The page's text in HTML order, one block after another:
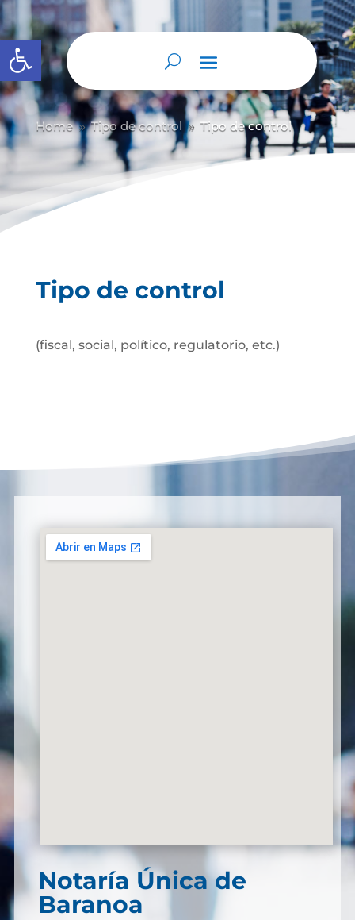
Abrir barra de herramientas
Home 9 Tipo de control 9 Tipo de control
Tipo de control
(fiscal, social, político, regulatorio, etc.)
Notaría Única de
Baranoa